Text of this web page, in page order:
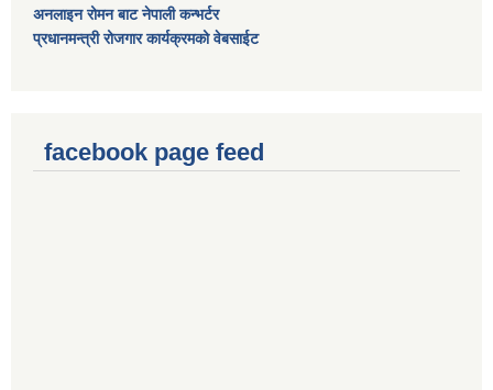
अनलाइन रोमन बाट नेपाली कन्भर्टर
प्रधानमन्त्री रोजगार कार्यक्रमको वेबसाईट
facebook page feed